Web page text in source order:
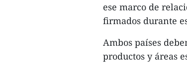
ese marco de
firmados durante
Ambos países
productos y áreas